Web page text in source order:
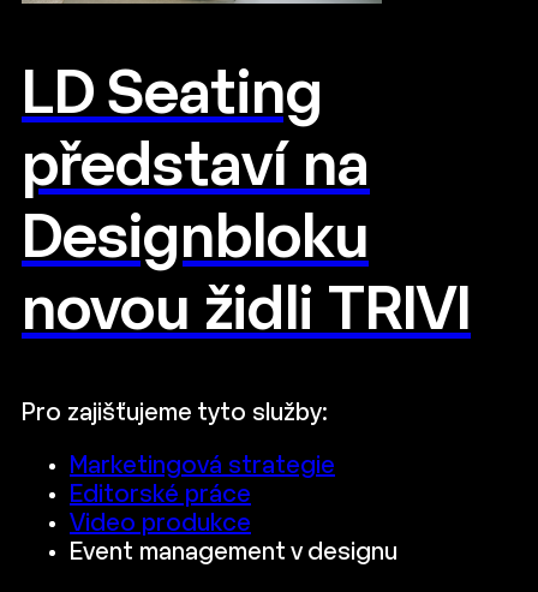
LD Seating
představí na
Designbloku
novou židli TRIVI
Pro zajišťujeme tyto služby:
Marketingová strategie
Editorské práce
Video produkce
Event management v designu